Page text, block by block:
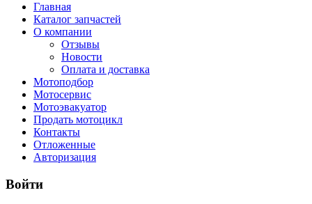
Главная
Каталог запчастей
О компании
Отзывы
Новости
Оплата и доставка
Мотоподбор
Мотосервис
Мотоэвакуатор
Продать мотоцикл
Контакты
Отложенные
Авторизация
Войти